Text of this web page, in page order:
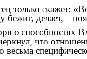
только скажет:
бежит, делает, –
о способностях
что
весьма